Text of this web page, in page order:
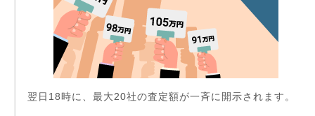
翌日18時に、最大20社の査定額が一斉に開示されます。